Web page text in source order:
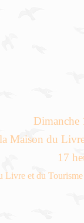
Dimanche
la Maison du
17
Livre et du